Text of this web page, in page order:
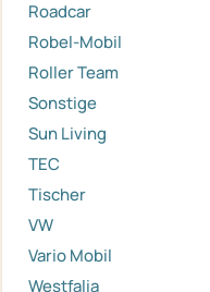
Roadcar
Robel-Mobil
Roller Team
Sonstige
Sun Living
TEC
Tischer
VW
Vario Mobil
Westfalia